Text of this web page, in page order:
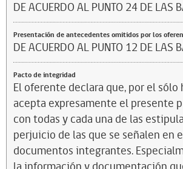
DE ACUERDO AL PUNTO 24 DE LAS
Presentación de antecedentes omitidos por los
DE ACUERDO AL PUNTO 12 DE LAS
Pacto de integridad
El oferente declara que, por el
acepta expresamente el presente
con todas y cada una de las
perjuicio de las que se señalen en
documentos integrantes.